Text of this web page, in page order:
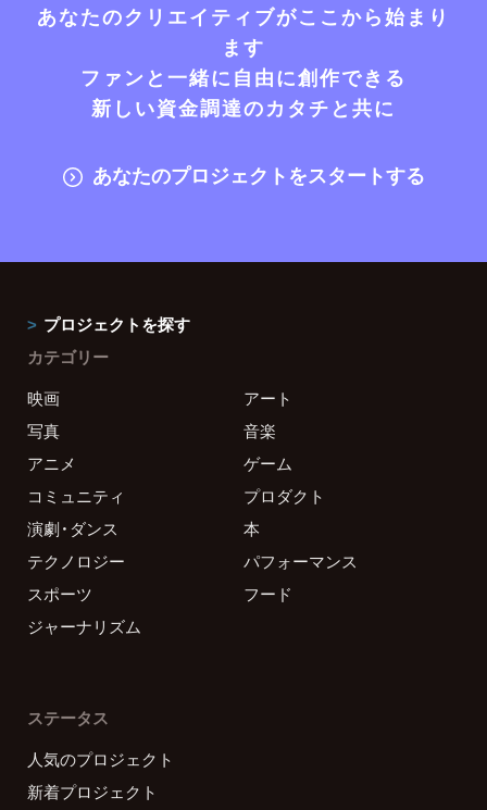
あなたのクリエイティブがここから始まり
ます
ファンと一緒に自由に創作できる
新しい資金調達のカタチと共に
あなたのプロジェクトをスタートする
プロジェクトを探す
カテゴリー
映画
アート
写真
音楽
アニメ
ゲーム
コミュニティ
プロダクト
演劇・ダンス
本
テクノロジー
パフォーマンス
スポーツ
フード
ジャーナリズム
ステータス
人気のプロジェクト
新着プロジェクト